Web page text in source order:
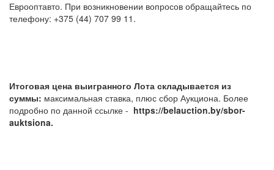
Еврооптавто. При возникновении вопросов обращайтесь по
телефону: +375 (44) 707 99 11.
Итоговая цена выигранного Лота складывается из
суммы: максимальная ставка, плюс сбор Аукциона. Более
подробно по данной ссылке - https://belauction.by/sbor-
auktsiona.